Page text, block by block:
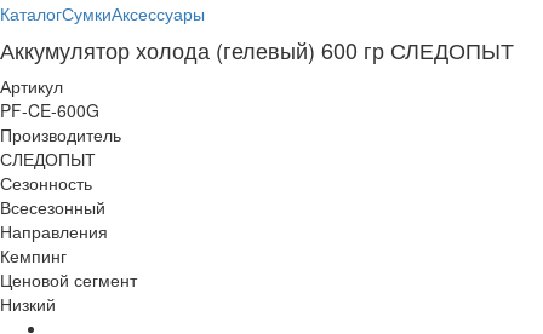
КаталогСумкиАксессуары
Аккумулятор холода (гелевый) 600 гр СЛЕДОПЫТ
Артикул
PF-CE-600G
Производитель
СЛЕДОПЫТ
Сезонность
Всесезонный
Направления
Кемпинг
Ценовой сегмент
Низкий